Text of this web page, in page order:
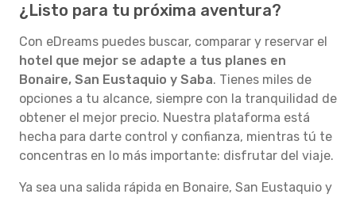
¿Listo para tu próxima aventura?
Con eDreams puedes buscar, comparar y reservar el
hotel que mejor se adapte a tus planes en
Bonaire, San Eustaquio y Saba. Tienes miles de
opciones a tu alcance, siempre con la tranquilidad de
obtener el mejor precio. Nuestra plataforma está
hecha para darte control y confianza, mientras tú te
concentras en lo más importante: disfrutar del viaje.
Ya sea una salida rápida en Bonaire, San Eustaquio y